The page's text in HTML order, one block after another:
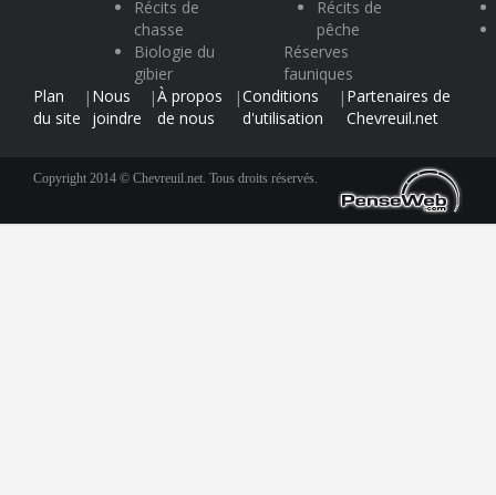
Récits de
chasse
Biologie du
gibier
Récits de
pêche
Réserves
fauniques
Plan
du site
| Nous
joindre
|À propos
de nous
|Conditions
d'utilisation
| Partenaires de
Chevreuil.net
Copyright 2014 © Chevreuil.net. Tous droits réservés.